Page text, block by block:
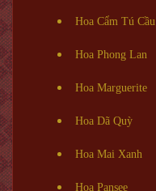
Hoa Cẩm Tú Cầu
Hoa Phong Lan
Hoa Marguerite
Hoa Dã Quỳ
Hoa Mai Xanh
Hoa Pansee